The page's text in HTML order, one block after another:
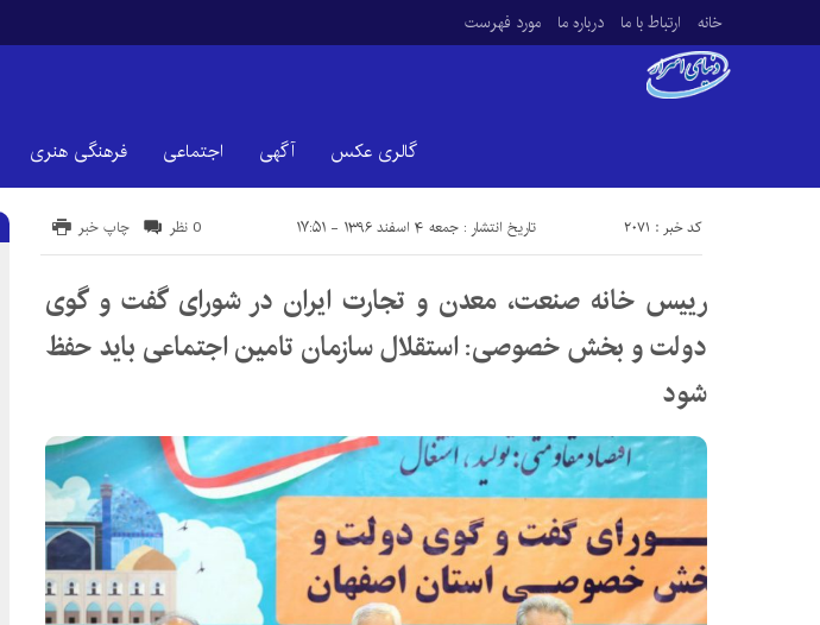
خانه ارتباط با ما درباره ما مورد فهرست
گالری عکس آگهی اجتماعی فرهنگی هنری
تاریخ انتشار : جمعه ۴ اسفند ۱۳۹۶ - ۱۷:۵۱ کد خبر : 2071 چاپ خبر 0 نظر
رییس خانه صنعت، معدن و تجارت ایران در شورای گفت و گوی
دولت و بخش خصوصی: استقلال سازمان تامین اجتماعی باید حفظ
شود